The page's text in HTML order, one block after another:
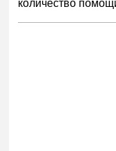
количество